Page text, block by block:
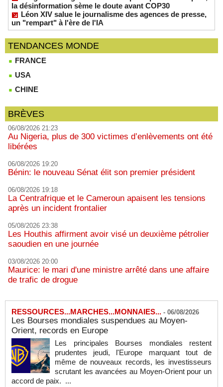
la désinformation sème le doute avant COP30
Léon XIV salue le journalisme des agences de presse,
un "rempart" à l'ère de l'IA
TENDANCES MONDE
FRANCE
USA
CHINE
BRÈVES
06/08/2026 21:23
Au Nigeria, plus de 300 victimes d’enlèvements ont été
libérées
06/08/2026 19:20
Bénin: le nouveau Sénat élit son premier président
06/08/2026 19:18
La Centrafrique et le Cameroun apaisent les tensions
après un incident frontalier
05/08/2026 23:38
Les Houthis affirment avoir visé un deuxième pétrolier
saoudien en une journée
03/08/2026 20:00
Maurice: le mari d'une ministre arrêté dans une affaire
de trafic de drogue
RESSOURCES...MARCHES...MONNAIES... - 06/08/2026
Les Bourses mondiales suspendues au Moyen-
Orient, records en Europe
Les principales Bourses mondiales restent
prudentes jeudi, l'Europe marquant tout de
même de nouveaux records, les investisseurs
scrutant les avancées au Moyen-Orient pour un
accord de paix. ...